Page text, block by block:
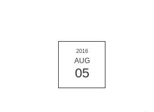
2016
AUG
05